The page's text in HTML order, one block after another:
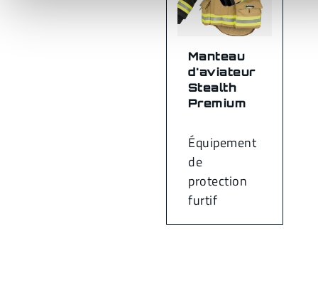
Équipement
de
protection
furtif
Manteau
d'aviateur
Stealth
Premium